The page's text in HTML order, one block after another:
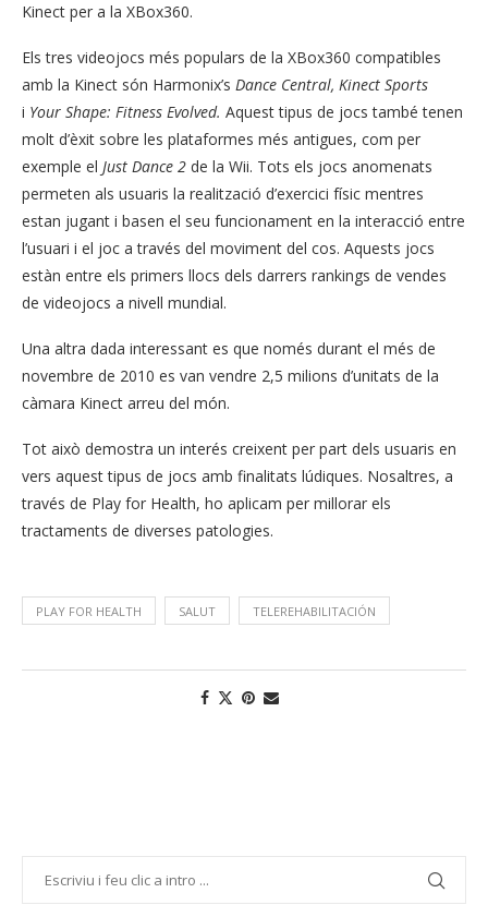
Kinect per a la XBox360.
Els tres videojocs més populars de la XBox360 compatibles
amb la Kinect són Harmonix’s Dance Central, Kinect Sports
i Your Shape: Fitness Evolved. Aquest tipus de jocs també tenen
molt d’èxit sobre les plataformes més antigues, com per
exemple el Just Dance 2 de la Wii. Tots els jocs anomenats
permeten als usuaris la realització d’exercici físic mentres
estan jugant i basen el seu funcionament en la interacció entre
l’usuari i el joc a través del moviment del cos. Aquests jocs
estàn entre els primers llocs dels darrers rankings de vendes
de videojocs a nivell mundial.
Una altra dada interessant es que només durant el més de
novembre de 2010 es van vendre 2,5 milions d’unitats de la
càmara Kinect arreu del món.
Tot això demostra un interés creixent per part dels usuaris en
vers aquest tipus de jocs amb finalitats lúdiques. Nosaltres, a
través de Play for Health, ho aplicam per millorar els
tractaments de diverses patologies.
PLAY FOR HEALTH SALUT TELEREHABILITACIÓN